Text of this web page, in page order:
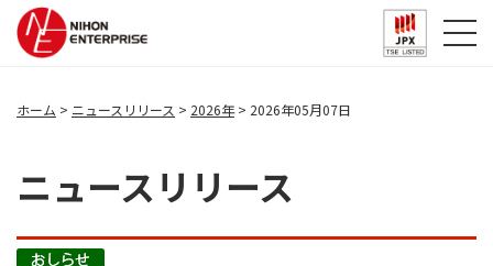
ホーム ニュースリリース 2026年 2026年05月07日
ニュースリリース